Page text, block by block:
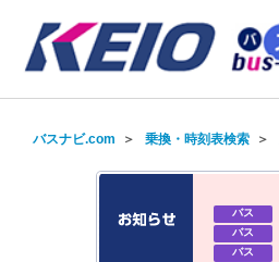
バスナビ.com ＞ 乗換・時刻表検索＞
バス
バス
バス